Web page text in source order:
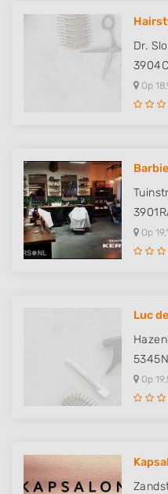
Dr.
Op
Op
Luc
Op